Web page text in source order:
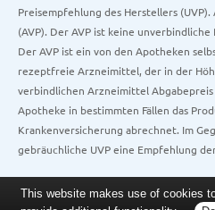
Preisempfehlung des Herstellers
(AVP). Der AVP ist keine
Der AVP ist ein von den Apotheken
rezeptfreie Arzneimittel, der in der
verbindlichen Arzneimittel
Apotheke in bestimmten Fällen das
Krankenversicherung abrechnet. Im
gebräuchliche UVP eine Empfehlung
This website makes use of cookies